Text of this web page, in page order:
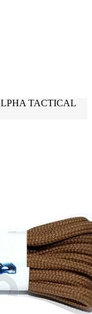
TACTICAL